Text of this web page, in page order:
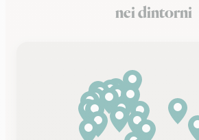
nei dintorni